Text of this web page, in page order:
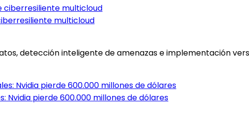
multicloud
detección inteligente de amenazas e implementación
Nvidia pierde 600.000 millones de dólares